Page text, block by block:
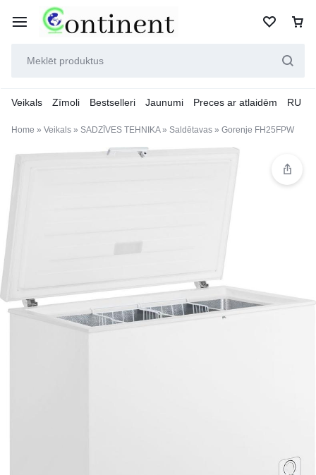
Veikals Zīmoli Bestselleri Jaunumi Preces ar atlaidēm RU
Home » Veikals » SADZĪVES TEHNIKA» Saldētavas » Gorenje FH25FPW